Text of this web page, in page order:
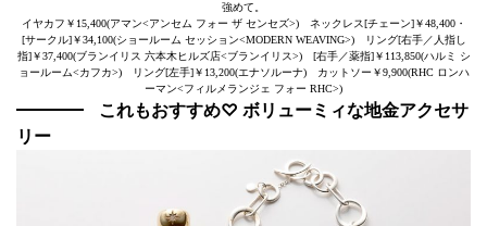
強めて。
イヤカフ￥15,400(アマン<アンセム フォー ザ センセズ>) ネックレス[チェーン]￥48,400・
[サークル]￥34,100(ショールーム セッション<MODERN WEAVING>) リング[右手／人指し
指]￥37,400(ブランイリス 六本木ヒルズ店<ブランイリス>) [右手／薬指]￥113,850(ハルミ シ
ョールーム<カフカ>) リング[左手]￥13,200(エナソルーナ) カットソー￥9,900(RHC ロンハ
ーマン<フィルメランジェ フォー RHC>)
これもおすすめ♡ ボリューミィな地金アクセサ
リー